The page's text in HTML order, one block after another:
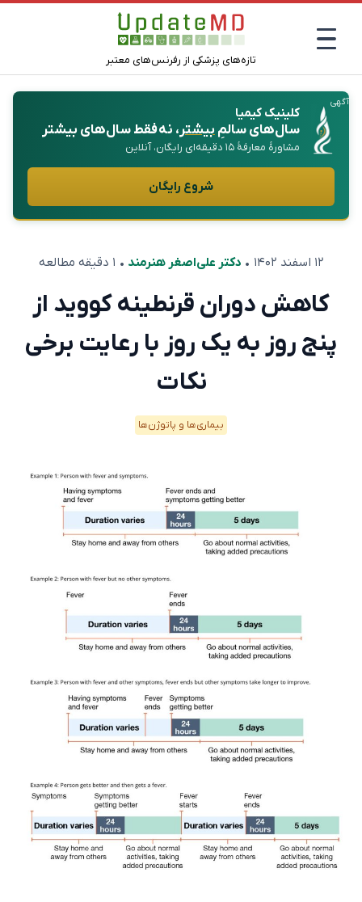
تازه‌های پزشکی از رفرنس‌های معتبر
آگهی
کلینیک کیمیا
سال‌های سالمِبیشتر، نه فقط سال‌های بیشتر
مشاورهٔ معارفهٔ ۱۵ دقیقه‌ای رایگان، آنلاین
شروع رایگان
۱۲ اسفند ۱۴۰۲ •دکتر علی‌اصغر هنرمند • ۱ دقیقه مطالعه
کاهش دوران قرنطینه کووید از
پنج روز به یک روز با رعایت برخی
نکات
بیماری‌ها و پاتوژن‌ها